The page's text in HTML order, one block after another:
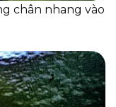
chân nhang vào